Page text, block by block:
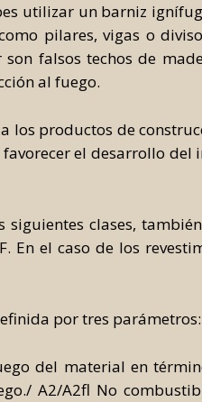
utilizar un barniz
pilares, vigas o
falsos techos de
al fuego.
los productos de
el desarrollo del
clases,
En el caso de los
por tres parámetros:
del material en
A2/A2fl No